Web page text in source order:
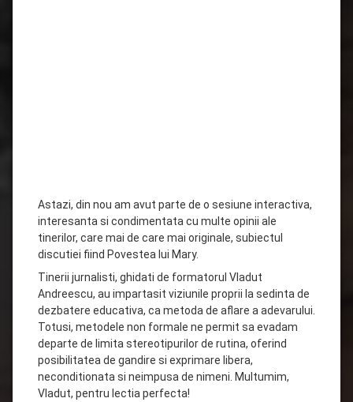
Astazi, din nou am avut parte de o sesiune interactiva,
interesanta si condimentata cu multe opinii ale
tinerilor, care mai de care mai originale, subiectul
discutiei fiind Povestea lui Mary.
Tinerii jurnalisti, ghidati de formatorul Vladut
Andreescu, au impartasit viziunile proprii la sedinta de
dezbatere educativa, ca metoda de aflare a adevarului.
Totusi, metodele non formale ne permit sa evadam
departe de limita stereotipurilor de rutina, oferind
posibilitatea de gandire si exprimare libera,
neconditionata si neimpusa de nimeni. Multumim,
Vladut, pentru lectia perfecta!